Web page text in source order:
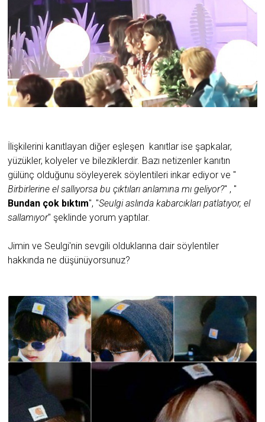
İlişkilerini kanıtlayan diğer eşleşen kanıtlar ise şapkalar,
yüzükler, kolyeler ve bileziklerdir. Bazı netizenler kanıtın
gülünç olduğunu söyleyerek söylentileri inkar ediyor ve "
Birbirlerine el sallıyorsa bu çıktıları anlamına mı geliyor?" , "
Bundan çok bıktım", "Seulgi aslında kabarcıkları patlatıyor, el
sallamıyor" şeklinde yorum yaptılar.
Jimin ve Seulgi'nin sevgili olduklarına dair söylentiler
hakkında ne düşünüyorsunuz?